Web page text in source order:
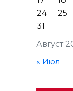
Август
24
25
31
« Июл